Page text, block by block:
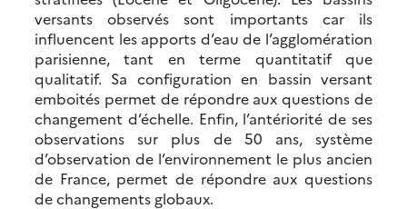
versants observés sont importants car ils
influencent les apports d’eau de l’agglomération
parisienne, tant en terme quantitatif que
qualitatif. Sa configuration en bassin versant
emboités permet de répondre aux questions de
changement d’échelle. Enfin, l’antériorité de ses
observations sur plus de 50 ans, système
d’observation de l’environnement le plus ancien
de France, permet de répondre aux questions
de changements globaux.